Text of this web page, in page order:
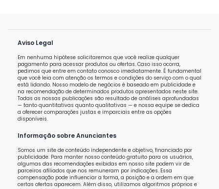
Aviso Legal
Em nenhuma hipótese solicitaremos que você realize qualquer
pagamento para acessar produtos ou ofertas. Caso isso ocorra,
pedimos que entre em contato conosco imediatamente. É fundamental
que você leia com atenção os termos e condições do serviço com o qual
está lidando. Nosso modelo de negócios é baseado em publicidade e
na recomendação de determinados produtos apresentados neste site.
Todas as nossas publicações são resultado de análises aprofundadas
— tanto quantitativas quanto qualitativas — e nossa equipe se dedica
a oferecer comparações justas e imparciais entre as opções
disponíveis.
Informação sobre Anunciantes
Somos um site de conteúdo independente e objetivo, financiado por
publicidade. Para manter nosso conteúdo gratuito para os usuários,
algumas das recomendações exibidas em nosso site podem vir de
parceiros afiliados que nos remuneram por indicações. Essa
compensação pode influenciar a forma, a posição e a ordem em que
certas ofertas aparecem. Além disso, utilizamos algoritmos próprios e